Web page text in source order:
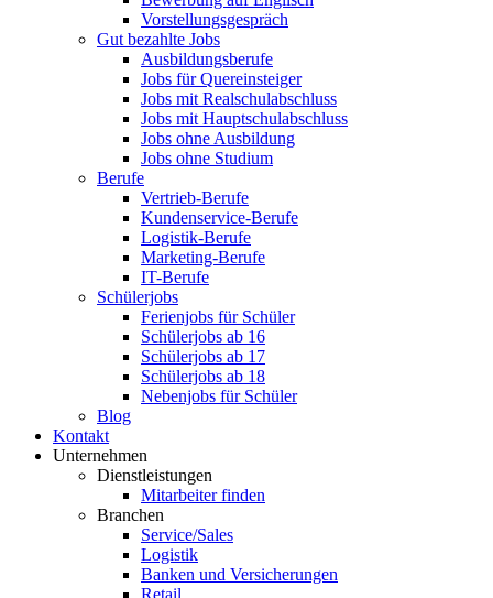
Vorstellungsgespräch
Gut bezahlte Jobs
Ausbildungsberufe
Jobs für Quereinsteiger
Jobs mit Realschulabschluss
Jobs mit Hauptschulabschluss
Jobs ohne Ausbildung
Jobs ohne Studium
Berufe
Vertrieb-Berufe
Kundenservice-Berufe
Logistik-Berufe
Marketing-Berufe
IT-Berufe
Schülerjobs
Ferienjobs für Schüler
Schülerjobs ab 16
Schülerjobs ab 17
Schülerjobs ab 18
Nebenjobs für Schüler
Blog
Kontakt
Unternehmen
Dienstleistungen
Mitarbeiter finden
Branchen
Service/Sales
Logistik
Banken und Versicherungen
Retail